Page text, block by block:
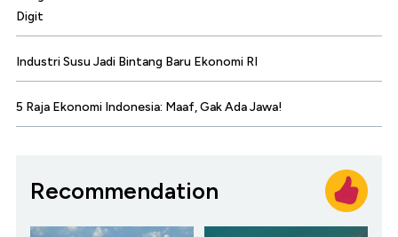
Digit
Industri Susu Jadi Bintang Baru Ekonomi RI
5 Raja Ekonomi Indonesia: Maaf, Gak Ada Jawa!
Recommendation